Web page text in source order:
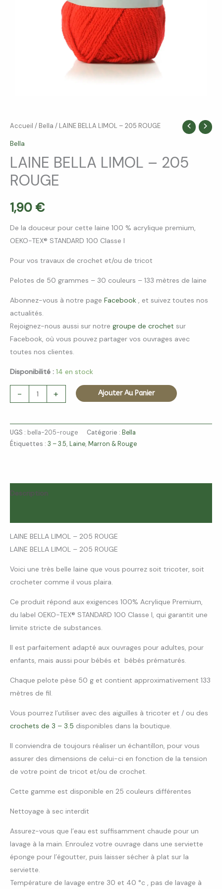
Accueil / Bella / LAINE BELLA LIMOL – 205 ROUGE
Bella
LAINE BELLA LIMOL – 205
ROUGE
1,90 €
De la douceur pour cette laine 100 % acrylique premium,
OEKO-TEX® STANDARD 100 Classe I
Pour vos travaux de crochet et/ou de tricot
Pelotes de 50 grammes – 30 couleurs – 133 mètres de laine
Abonnez-vous à notre page Facebook , et suivez toutes nos
actualités.
Rejoignez-nous aussi sur notre groupe de crochet sur
Facebook, où vous pouvez partager vos ouvrages avec
toutes nos clientes.
Disponibilité : 14 en stock
-
quantité
de
BELLA
LIMOL
205
ROUGE
+ Ajouter Au Panier
UGS : bella-205-rouge Catégorie : Bella
Étiquettes : 3 – 3.5, Laine, Marron & Rouge
Description
LAINE BELLA LIMOL – 205 ROUGE
LAINE BELLA LIMOL – 205 ROUGE
Voici une très belle laine que vous pourrez soit tricoter, soit
crocheter comme il vous plaira.
Ce produit répond aux exigences 100% Acrylique Premium,
du label OEKO-TEX® STANDARD 100 Classe I, qui garantit une
limite stricte de substances.
Il est parfaitement adapté aux ouvrages pour adultes, pour
enfants, mais aussi pour bébés et bébés prématurés.
Chaque pelote pèse 50 g et contient approximativement 133
mètres de fil.
Vous pourrez l’utiliser avec des aiguilles à tricoter et / ou des
crochets de 3 – 3.5 disponibles dans la boutique.
Il conviendra de toujours réaliser un échantillon, pour vous
assurer des dimensions de celui-ci en fonction de la tension
de votre point de tricot et/ou de crochet.
Cette gamme est disponible en 25 couleurs différentes
Nettoyage à sec interdit
Assurez-vous que l’eau est suffisamment chaude pour un
lavage à la main. Enroulez votre ouvrage dans une serviette
éponge pour l’égoutter, puis laisser sécher à plat sur la
serviette.
Température de lavage entre 30 et 40 °c , pas de lavage à